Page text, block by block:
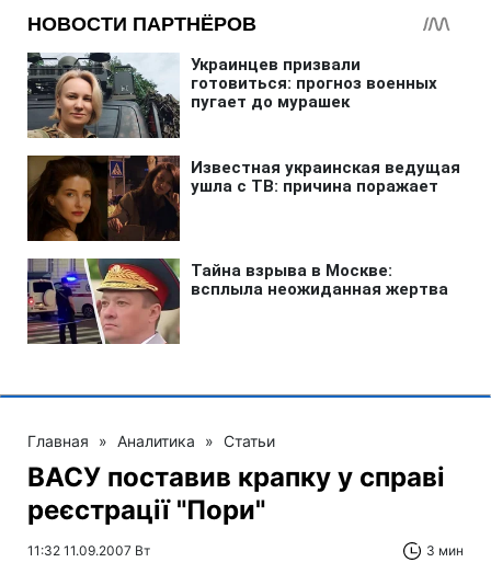
Главная » Аналитика » Статьи
ВАСУ поставив крапку у справі
реєстрації "Пори"
11:32 11.09.2007 Вт 3 мин